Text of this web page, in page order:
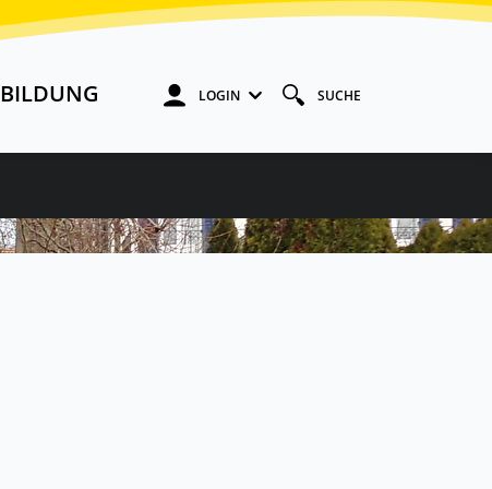
BILDUNG LOGIN SUCHE